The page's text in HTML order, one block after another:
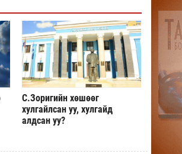
С.Зоригийн хөшөөг
хулгайлсан уу, хулгайд
алдсан уу?
АНУ-